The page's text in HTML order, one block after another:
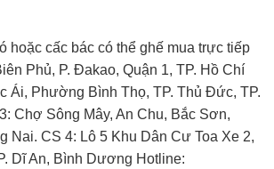
hoặc cấc bác có thể ghế mua trực tiếp
Phủ, P. Đakao, Quận 1, TP. Hồ Chí
Ái, Phường Bình Thọ, TP. Thủ Đức, TP.
Chợ Sông Mây, An Chu, Bắc Sơn,
Nai. CS 4: Lô 5 Khu Dân Cư Toa Xe 2,
Dĩ An, Bình Dương Hotline: